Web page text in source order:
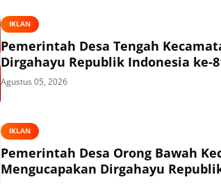
IKLAN
Pemerintah Desa Tengah
Dirgahayu Republik Indonesia ke-
Agustus 05, 2026
IKLAN
Pemerintah Desa Orong Bawah
Mengucapakan Dirgahayu